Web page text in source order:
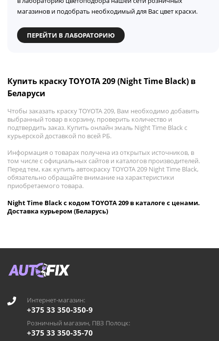
магазинов и подобрать необходимый для Вас цвет краски.
ПЕРЕЙТИ В ЛАБОРАТОРИЮ
Купить краску TOYOTA 209 (Night Time Black) в
Беларуси
Чтобы заказать краску TOYOTA 209, Вам необходимо добавить
выбранный товар в корзину, проверить количество и
подтвердить заказ. Купить онлайн эмаль Night Time Black с
курьерской доставкой по всей РБ.
Информация о товарах получена из открытых источников, в
том числе с официальных сайтов и каталогов производителей.
Перед тем, как купить автокраску TOYOTA 209 Night Time Black,
обязательно обращайте внимание на характеристики
приобретаемого товара.
Night Time Black с кодом TOYOTA 209 в каталоге с ценами.
Доставка курьером (Беларусь)
Интернет-магазин:
+375 33 350-350-9
Розничный магазин, ПВЗ Полоцк:
+375 33 350-35-70